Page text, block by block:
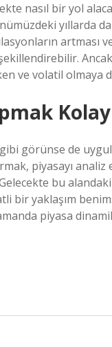
nasıl bir yol
yıllarda
artması
ve volatil olmaya
Kolay
görünse de
piyasayı analiz
bu
yaklaşım
piyasa